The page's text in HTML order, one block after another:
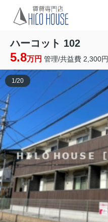
ハーコット 102
5.8万円 管理/共益費 2,300円
1 /20